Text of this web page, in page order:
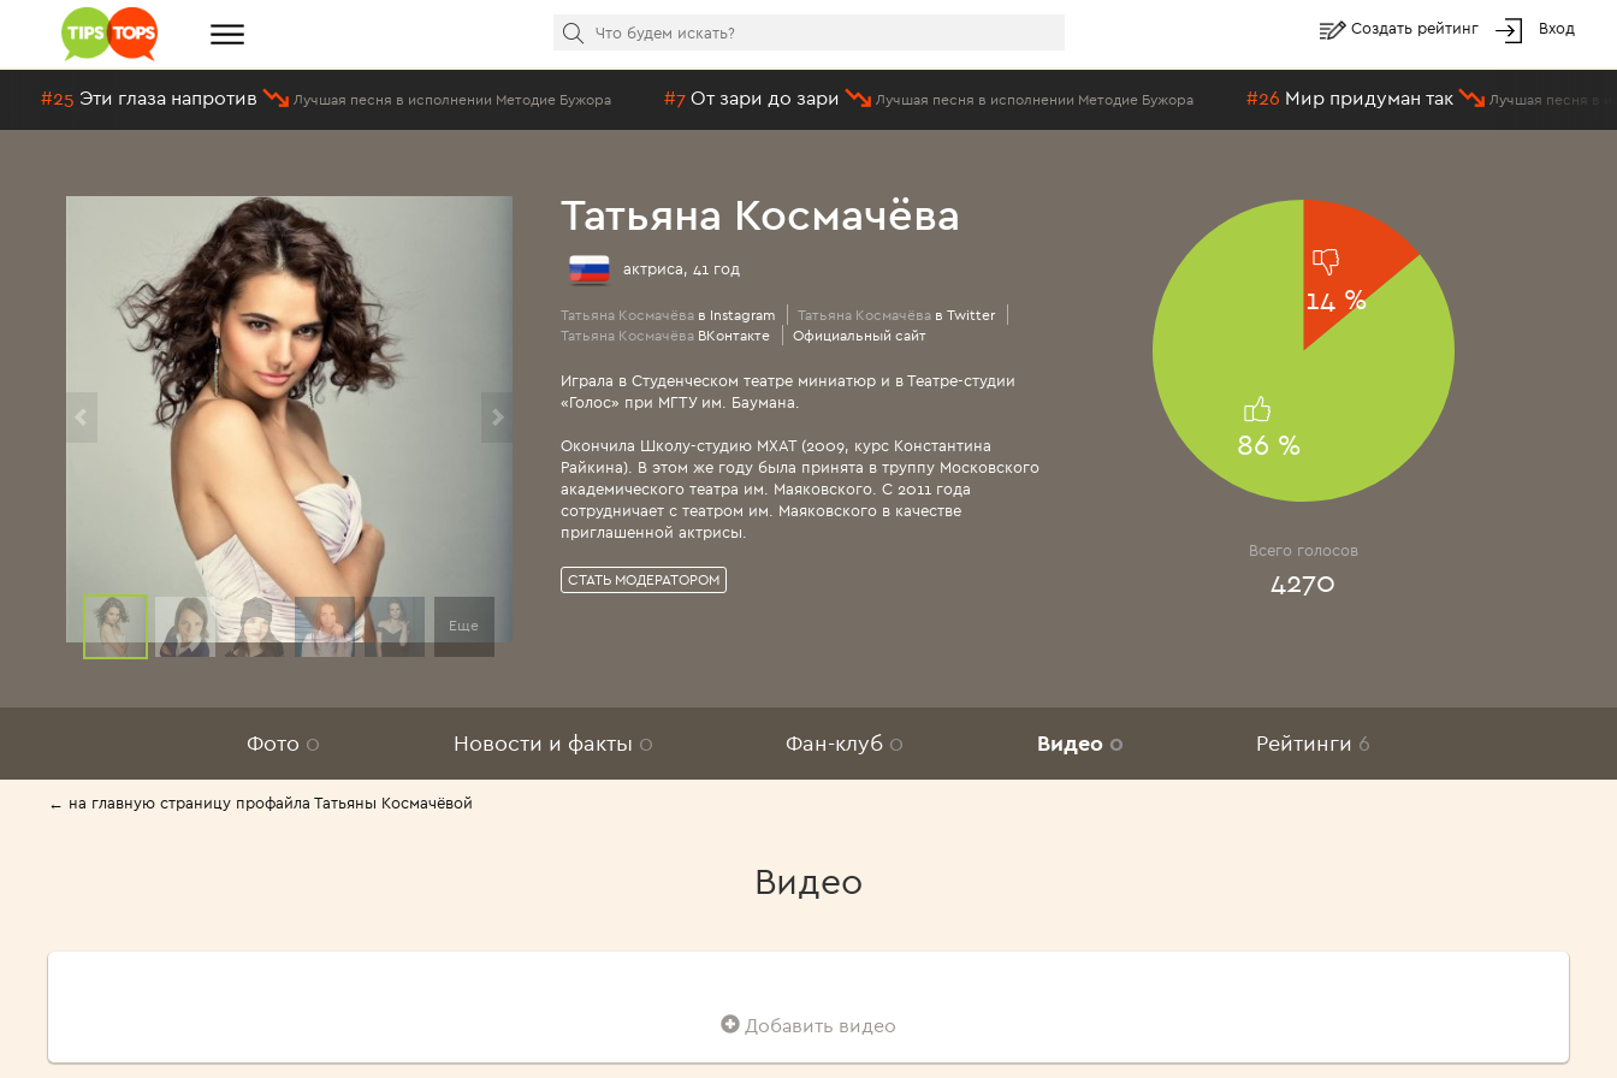
Создать рейтинг Вход
Эти глаза напротив Лучшая песня в исполнении Методие Бужора От зари до зари Лучшая песня в исполнении Методие Бужора Мир придуман так Лучшая песня в
Еще
Татьяна Космачёва
актриса, 41 год
Татьяна Космачёва в Instagram Татьяна Космачёва в Twitter
Татьяна Космачёва ВКонтакте Официальный сайт
Играла в Студенческом театре миниатюр и в Театре-студии
«Голос» при МГТУ им. Баумана.
Окончила Школу-студию МХАТ (2009, курс Константина
Райкина). В этом же году была принята в труппу Московского
академического театра им. Маяковского. С 2011 года
сотрудничает с театром им. Маяковского в качестве
приглашенной актрисы.
СТАТЬ МОДЕРАТОРОМ
14 %
86 %
Всего голосов
4270
Фото 0 Новости и факты 0 Фан-клуб 0 Видео 0 Рейтинги 6
← на главную страницу профайла Татьяны Космачёвой
Видео
Добавить видео